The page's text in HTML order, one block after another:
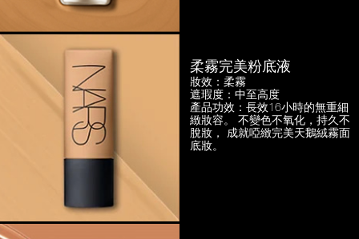
柔霧完美粉底液
妝效：柔霧
遮瑕度：中至高度
產品功效：長效16小時的無重細
緻妝容。
不變色不氧化，持久不
脫妝，
成就啞緻完美天鵝絨霧面
底妝。